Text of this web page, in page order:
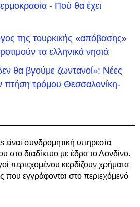
- Πού θα έχει
της τουρκικής «απόβασης»
τα ελληνικά νησιά
θα βγούμε ζωντανοί»: Νέες
πτήση τρόμου Θεσσαλονίκη-
είναι συνδρομητική υπηρεσία
στο διαδίκτυο με έδρα το Λονδίνο.
περιεχομένου κερδίζουν χρήματα
που εγγράφονται στο περιεχόμενό